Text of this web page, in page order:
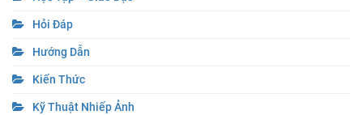
Hỏi Đáp
Hướng Dẫn
Kiến Thức
Kỹ Thuật Nhiếp Ảnh